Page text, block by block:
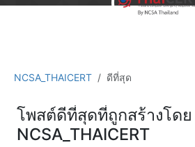
NCSA_THAICERT ดีที่สุด
โพสต์ดีที่สุดที่ถูกสร้างโดย
NCSA_THAICERT